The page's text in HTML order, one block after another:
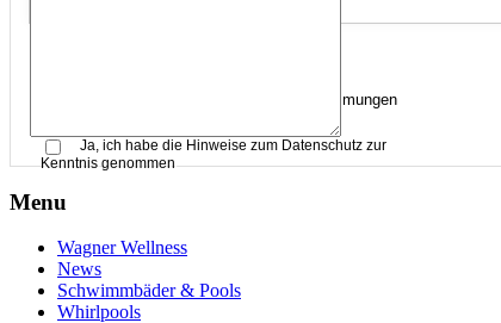
Hiermit stimme ich den Datenschutzbestimmungen
Ja, ich habe die Hinweise zum Datenschutz zur
Kenntnis genommen
Menu
Wagner Wellness
News
Schwimmbäder & Pools
Whirlpools